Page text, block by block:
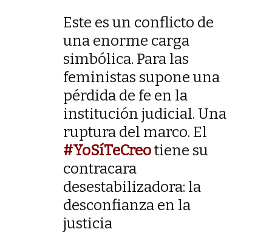
Este es un conflicto de
una enorme carga
simbólica. Para las
feministas supone una
pérdida de fe en la
institución judicial. Una
ruptura del marco. El
#YoSíTeCreotiene su
contracara
desestabilizadora: la
desconfianza en la
justicia